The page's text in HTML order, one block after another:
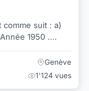
suit : a)
1950 .
Genève
1'124 vues